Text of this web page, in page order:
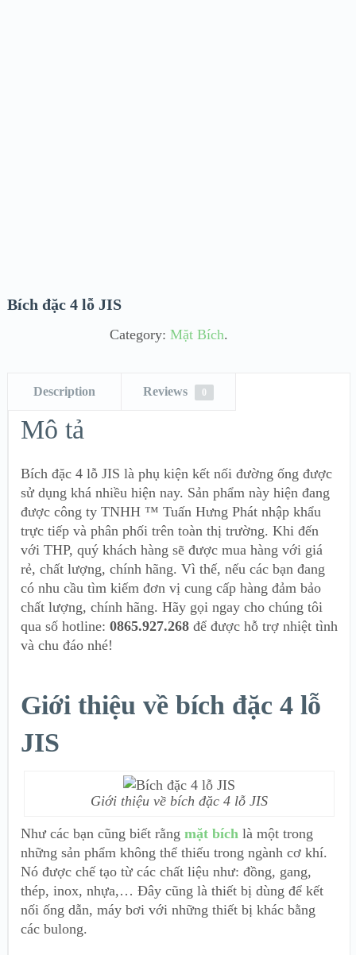
Bích đặc 4 lỗ JIS
Category: Mặt Bích.
Description Reviews 0
Mô tả
Bích đặc 4 lỗ JIS là phụ kiện kết nối đường ống được
sử dụng khá nhiều hiện nay. Sản phẩm này hiện đang
được công ty TNHH ™ Tuấn Hưng Phát nhập khẩu
trực tiếp và phân phối trên toàn thị trường. Khi đến
với THP, quý khách hàng sẽ được mua hàng với giá
rẻ, chất lượng, chính hãng. Vì thế, nếu các bạn đang
có nhu cầu tìm kiếm đơn vị cung cấp hàng đảm bảo
chất lượng, chính hãng. Hãy gọi ngay cho chúng tôi
qua số hotline: 0865.927.268 để được hỗ trợ nhiệt tình
và chu đáo nhé!
Giới thiệu về bích đặc 4 lỗ
JIS
Giới thiệu về bích đặc 4 lỗ JIS
Như các bạn cũng biết rằng mặt bích là một trong
những sản phẩm không thể thiếu trong ngành cơ khí.
Nó được chế tạo từ các chất liệu như: đồng, gang,
thép, inox, nhựa,… Đây cũng là thiết bị dùng để kết
nối ống dẫn, máy bơi với những thiết bị khác bằng
các bulong.